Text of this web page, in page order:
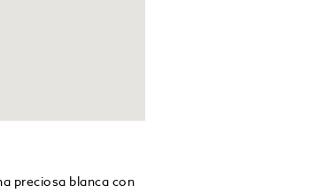
preciosa blanca con